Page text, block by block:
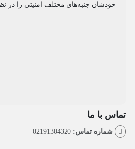
جنبه‌های مختلف امنیتی را در نظر بگیرند.
ما
تماس: 02191304320